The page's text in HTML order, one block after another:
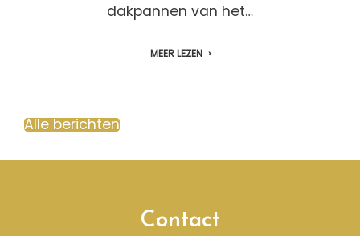
dakpannen van het…
MEER LEZEN
Alle berichten
Contact